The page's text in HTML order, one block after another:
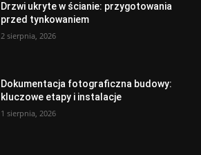
Drzwi ukryte w ścianie: przygotowania
przed tynkowaniem
2 sierpnia, 2026
Dokumentacja fotograficzna budowy:
kluczowe etapy i instalacje
1 sierpnia, 2026